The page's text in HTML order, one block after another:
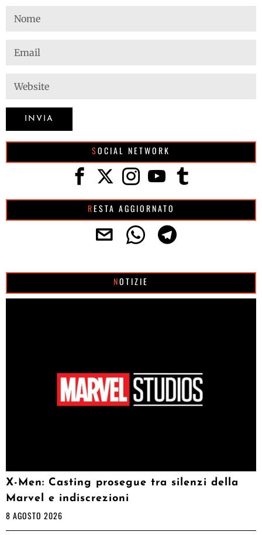
SOCIAL NETWORK
RESTA AGGIORNATO
NOTIZIE
X-Men: Casting prosegue tra silenzi della
Marvel e indiscrezioni
8 AGOSTO 2026